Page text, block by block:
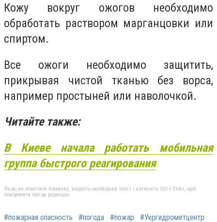
Кожу вокруг ожогов необходимо
обработать раствором марганцовки или
спиртом.
Все ожоги необходимо защитить,
прикрывая чистой тканью без ворса,
например простыней или наволочкой.
Читайте также:
В Киеве начала работать мобильная
группа быстрого реагирования
Якщо ви помітили помилку, виділіть необхідний текст і натисніть Ctrl + Enter, щоб
повідомити про це редакцію
#пожарная опасность #погода #пожар
#Укргидрометцентр